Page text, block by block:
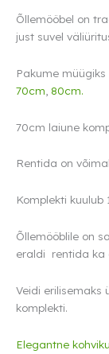
Õllemööbel on
just suvel
Pakume
70cm 80cm.
70cm laiune
Rentida on
Komplekti kuulub
Õllemööblile on
eraldi rentida ka
Veidi erilisemaks
komplekti.
Elegantne